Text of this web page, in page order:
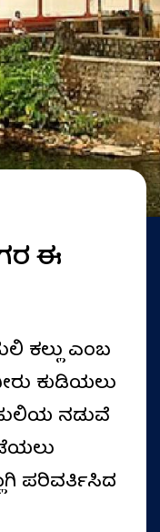
ಈ
ಕಲ್ಲು ಎಂಬ
ಕುಡಿಯಲು
ನಡುವೆ
ಪರಿವರ್ತಿಸಿದ